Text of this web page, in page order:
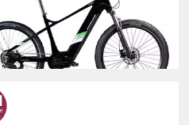
Dienstag
€mtl. in 48 Raten
bei dir